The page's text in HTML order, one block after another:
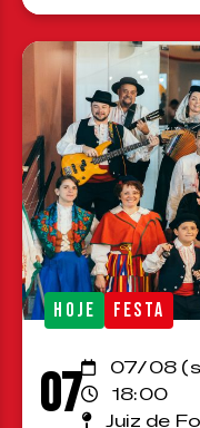
HOJE FESTA
07
07/08
18:00
Juiz de